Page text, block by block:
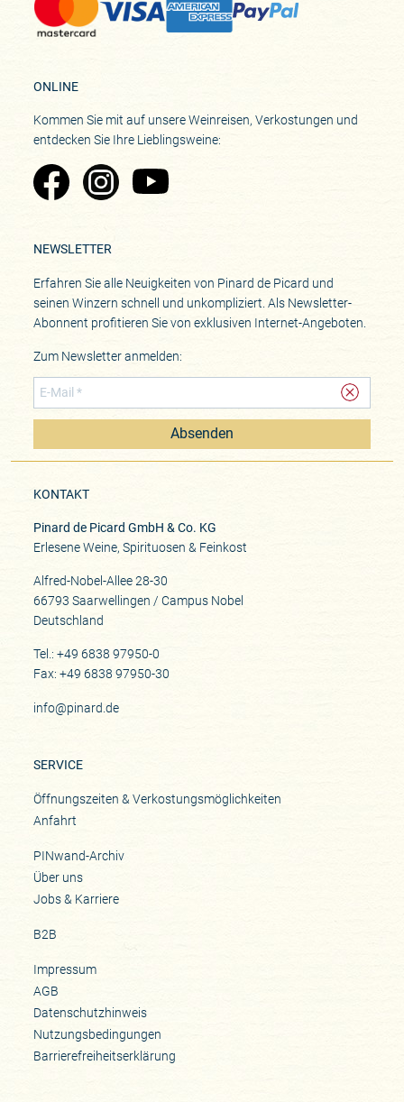
ONLINE
Kommen Sie mit auf unsere Weinreisen, Verkostungen und
entdecken Sie Ihre Lieblingsweine:
Zu Pinard's Facebook-Seite
Zu Pinard's Instagram-Seite
Zu Pinard's YouTube-Seite
NEWSLETTER
Erfahren Sie alle Neuigkeiten von Pinard de Picard und
seinen Winzern schnell und unkompliziert. Als Newsletter-
Abonnent profitieren Sie von exklusiven Internet-Angeboten.
Zum Newsletter anmelden:
Absenden
KONTAKT
Pinard de Picard GmbH & Co. KG
Erlesene Weine, Spirituosen & Feinkost
Alfred-Nobel-Allee 28-30
66793 Saarwellingen / Campus Nobel
Deutschland
Tel.: +49 6838 97950-0
Fax: +49 6838 97950-30
info@pinard.de
SERVICE
Öffnungszeiten & Verkostungsmöglichkeiten
Anfahrt
PINwand-Archiv
Über uns
Jobs & Karriere
B2B
Impressum
AGB
Datenschutzhinweis
Nutzungsbedingungen
Barrierefreiheitserklärung